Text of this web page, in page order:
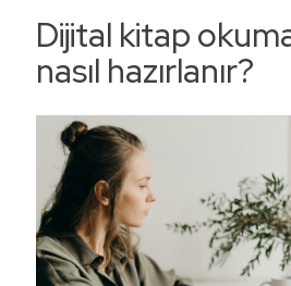
Dijital kitap
nasıl hazırlanır?